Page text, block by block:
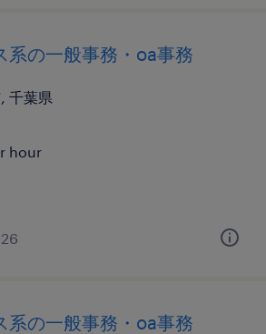
系の一般事務・oa事務
千葉県
hour
系の一般事務・oa事務